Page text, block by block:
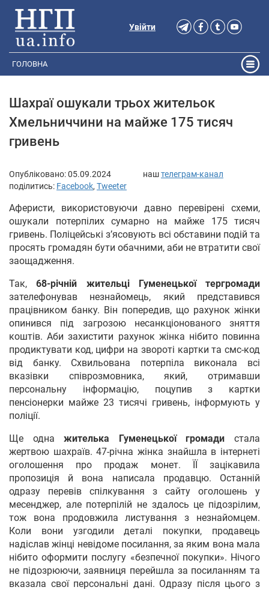
Увійти
ГОЛОВНА
Шахраї ошукали трьох жительок
Хмельниччини на майже 175 тисяч
гривень
Опубліковано:05.09.2024 наштелеграм-канал
поділитись: Facebook, Tweeter
Аферисти, використовуючи давно перевірені схеми,
ошукали потерпілих сумарно на майже 175 тисяч
гривень. Поліцейські з’ясовують всі обставини подій та
просять громадян бути обачними, аби не втратити свої
заощадження.
Так,68-річній жительці Гуменецької тергромади
зателефонував незнайомець, який представився
працівником банку. Він попередив, що рахунок жінки
опинився під загрозою несанкціонованого зняття
коштів. Аби захистити рахунок жінка нібито повинна
продиктувати код, цифри на звороті картки та смс-код
від банку. Схвильована потерпіла виконала всі
вказівки співрозмовника, який, отримавши
персональну інформацію, поцупив з картки
пенсіонерки майже 23 тисячі гривень, інформують у
поліції.
Ще однажителька Гуменецької громади стала
жертвою шахраїв. 47-річна жінка знайшла в інтернеті
оголошення про продаж монет. ЇЇ зацікавила
пропозиція й вона написала продавцю. Останній
одразу перевів спілкування з сайту оголошень у
месенджер, але потерпілій не здалось це підозрілим,
тож вона продовжила листування з незнайомцем.
Коли вони узгодили деталі покупки, продавець
надіслав жінці невідоме посилання, за яким вона мала
нібито оформити послугу «безпечної покупки». Нічого
не підозрюючи, заявниця перейшла за посиланням та
вказала свої персональні дані. Одразу після цього з